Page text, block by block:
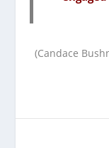
(Candace